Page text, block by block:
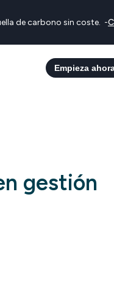
de carbono sin coste. -
Empieza
gestión